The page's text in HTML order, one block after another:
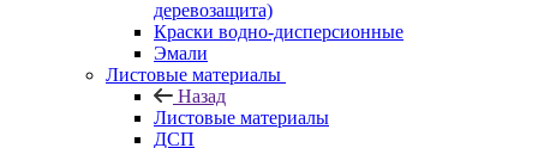
деревозащита)
Краски водно-дисперсионные
Эмали
Листовые материалы
Назад
Листовые материалы
ДСП